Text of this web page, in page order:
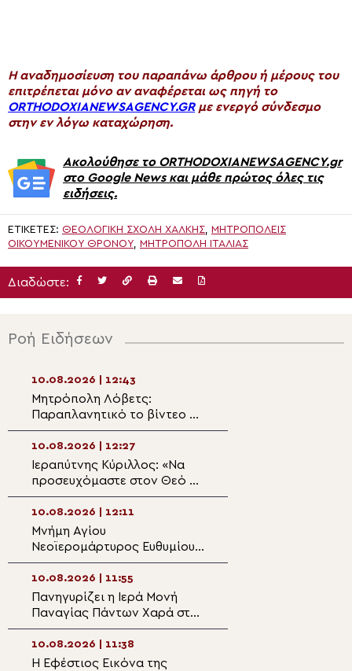
H αναδημοσίευση του παραπάνω άρθρου ή μέρους του
επιτρέπεται μόνο αν αναφέρεται ως πηγή το
ORTHODOXIANEWSAGENCY.GRμε ενεργό σύνδεσμο
στην εν λόγω καταχώρηση.
Ακολούθησε το ORTHODOXIANEWSAGENCY.gr
στο Google News και μάθε πρώτος όλες τις
ειδήσεις.
ΕΤΙΚΈΤΕΣ: ΘΕΟΛΟΓΙΚΉ ΣΧΟΛΉ ΧΆΛΚΗΣ, ΜΗΤΡΟΠΌΛΕΙΣ
ΟΙΚΟΥΜΕΝΙΚΟΎ ΘΡΌΝΟΥ, ΜΗΤΡΌΠΟΛΗ ΙΤΑΛΊΑΣ
Διαδώστε:
Ροή Ειδήσεων
10.08.2026 | 12:43
Μητρόπολη Λόβετς:
Παραπλανητικό το βίντεο με
τον Μητροπολίτη Γαβριήλ να
διαφημίζει προϊόντα
10.08.2026 | 12:27
Ιεραπύτνης Κύριλλος: «Να
προσευχόμαστε στον Θεό να
θεραπεύει ο,τιδήποτε έχει
ανάγκη θεραπείας»
10.08.2026 | 12:11
Μνήμη Αγίου
Νεοϊερομάρτυρος Ευθυμίου
στη Ρόδο
10.08.2026 | 11:55
Πανηγυρίζει η Ιερά Μονή
Παναγίας Πάντων Χαρά στο
Καλέντζι Κορινθίας
10.08.2026 | 11:38
Η Εφέστιος Εικόνα της